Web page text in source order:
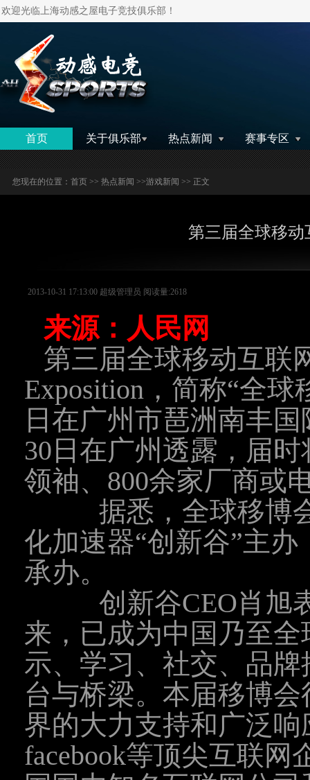
欢迎光临上海动感之屋电子竞技俱乐部！
首页 关于俱乐部 热点新闻 赛事专区
您现在的位置： 首页 >> 热点新闻 >>游戏新闻 >> 正文
第三届全球移
2013-10-31 17:13:00 超级管理员 阅读量:2618
来源：人民网
第三届全球移动互联
Exposition，简称“全球
日在广州市琶洲南丰
30日在广州透露，届
领袖、800余家厂商或
据悉，全球移博会
化加速器“创新谷”主
承办。
创新谷CEO肖旭
来，已成为中国乃至
示、学习、社交、品
台与桥梁。本届移博
界的大力支持和广泛响
facebook等顶尖互联